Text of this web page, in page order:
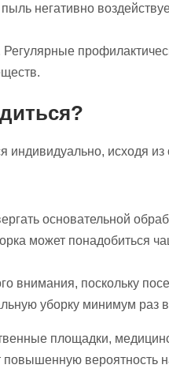
негативно
индивидуально, исходя
основательной
может понадобиться
внимания, поскольку
уборку минимум раз
площадки,
вероятность